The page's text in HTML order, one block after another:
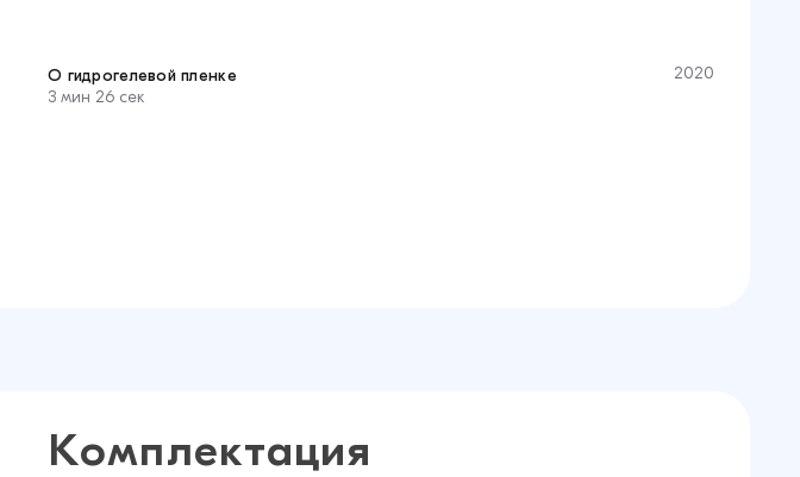
О гидрогелевой пленке
3 мин 26 сек
2020
Комплектация